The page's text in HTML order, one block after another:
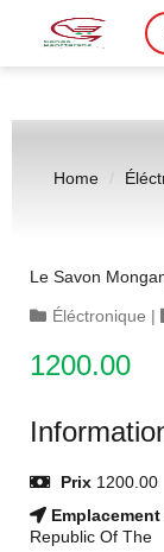
Home
Le Savon
Éléctronique |
1200.00
Prix 1200.00
Emplacement
Republic Of The